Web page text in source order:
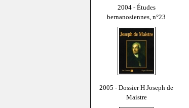
2004 - Études
bernanosiennes, n°23
2005 - Dossier H Joseph de
Maistre